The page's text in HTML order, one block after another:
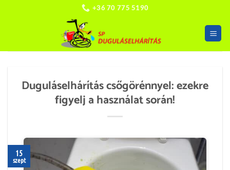
+36 70 775 5190
Duguláselhárítás csőgörénnyel: ezekre
figyelj a használat során!
15
szept